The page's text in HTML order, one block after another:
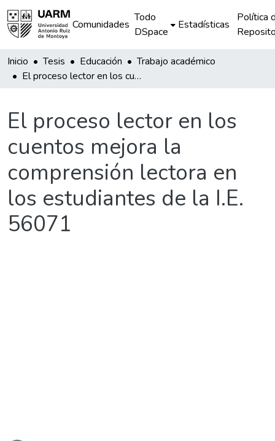
Comunidades
Todo
DSpace
Estadísticas
Política
Inicio Tesis Educación
Trabajo académico
El proceso lector en los cuentos mejora la comprensión lectora en los estudiantes de la I.E. 56071
El proceso lector en los
cuentos mejora la
comprensión lectora en
los estudiantes de la I.E.
56071